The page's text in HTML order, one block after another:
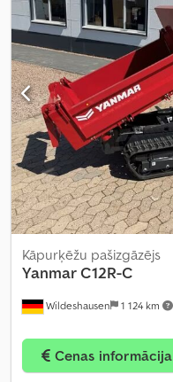
Wildeshausen 1 124 km
Kāpurķēžu pašizgāzējs
YanmarC12R-C
Cenas informācija